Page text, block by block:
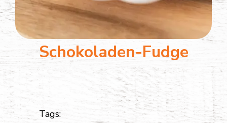
Schokoladen-Fudge
Tags: